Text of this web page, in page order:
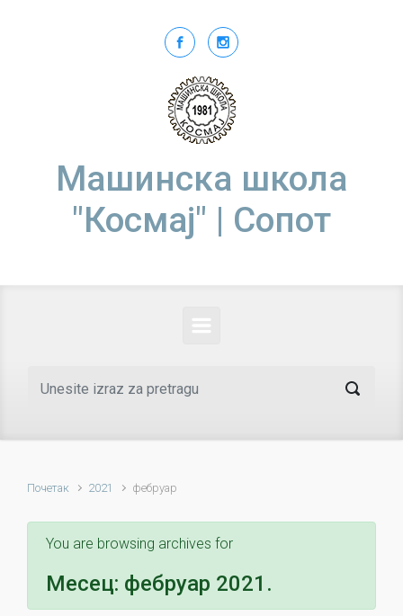
Машинска школа
"Космај" | Сопот
Почетак 2021 фебруар
You are browsing archives for
Месец: фебруар 2021.